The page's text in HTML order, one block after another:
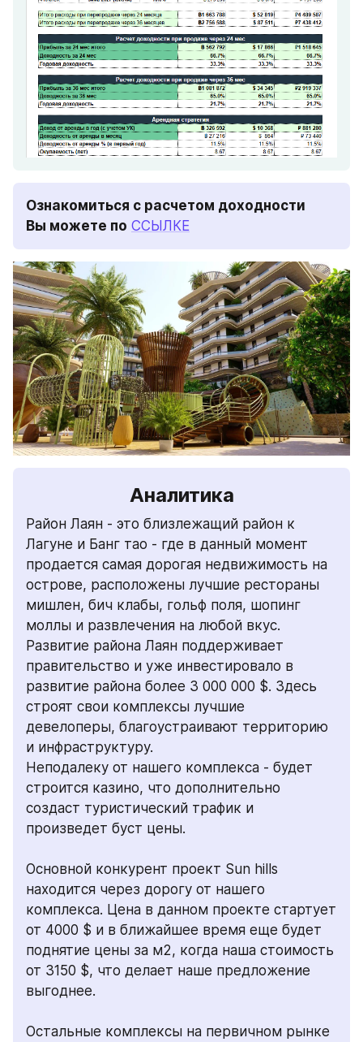
Ознакомиться с расчетом доходности
Вы можете по ССЫЛКЕ
Аналитика
Район Лаян - это близлежащий район к
Лагуне и Банг тао - где в данный момент
продается самая дорогая недвижимость на
острове, расположены лучшие рестораны
мишлен, бич клабы, гольф поля, шопинг
моллы и развлечения на любой вкус.
Развитие района Лаян поддерживает
правительство и уже инвестировало в
развитие района более 3 000 000 $. Здесь
строят свои комплексы лучшие
девелоперы, благоустраивают территорию
и инфраструктуру.
Неподалеку от нашего комплекса - будет
строится казино, что дополнительно
создаст туристический трафик и
произведет буст цены.
Основной конкурент проект Sun hills
находится через дорогу от нашего
комплекса. Цена в данном проекте стартует
от 4000 $ и в ближайшее время еще будет
поднятие цены за м2, когда наша стоимость
от 3150 $, что делает наше предложение
выгоднее.
Остальные комплексы на первичном рынке